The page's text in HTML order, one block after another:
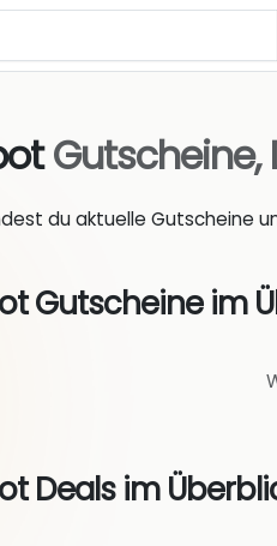
du aktuelle Gutscheine
Gutscheine im
Deals im